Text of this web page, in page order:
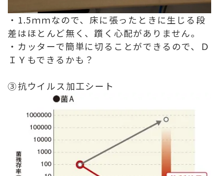
・1.5ｍｍなので、床に張ったときに生じる段
差はほとんど無く、躓く心配がありません。
・カッターで簡単に切ることができるので、Ｄ
ＩＹもできるかも？
③抗ウイルス加工シート